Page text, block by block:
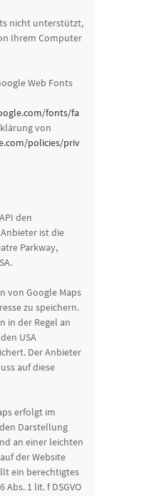
nicht unterstützt,
Ihrem Computer
Web Fonts
fonts/fa
von
policies/priv
den
ist die
Parkway,
von Google Maps
zu speichern.
in der Regel an
USA
Der Anbieter
auf diese
erfolgt im
Darstellung
an einer leichten
der Website
ein berechtigtes
Abs. 1 lit. f DSGVO